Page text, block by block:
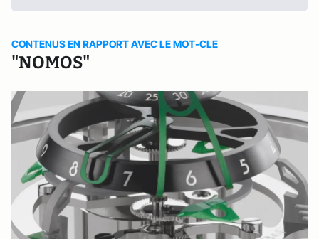
CONTENUS EN RAPPORT AVEC LE MOT-CLE
"NOMOS"